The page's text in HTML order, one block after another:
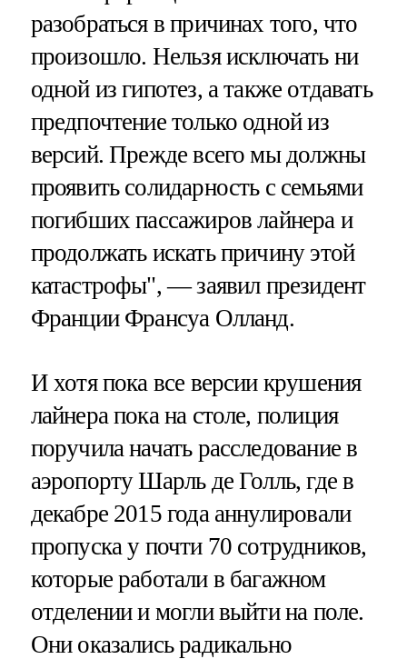
разобраться в причинах того, что
произошло. Нельзя исключать ни
одной из гипотез, а также отдавать
предпочтение только одной из
версий. Прежде всего мы должны
проявить солидарность с семьями
погибших пассажиров лайнера и
продолжать искать причину этой
катастрофы", — заявил президент
Франции Франсуа Олланд.
И хотя пока все версии крушения
лайнера пока на столе, полиция
поручила начать расследование в
аэропорту Шарль де Голль, где в
декабре 2015 года аннулировали
пропуска у почти 70 сотрудников,
которые работали в багажном
отделении и могли выйти на поле.
Они оказались радикально